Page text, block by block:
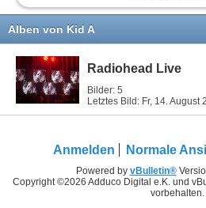
Alben von Kid A
Radiohead Live
Bilder: 5
Letztes Bild: Fr, 14. August
Anmelden Normale
Powered by vBulletin®
Copyright ©2026 Adduco Digital e.K. und
vorbehalten.